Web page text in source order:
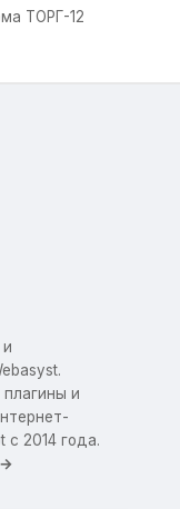
ТОРГ-12
и
с 2014 года.